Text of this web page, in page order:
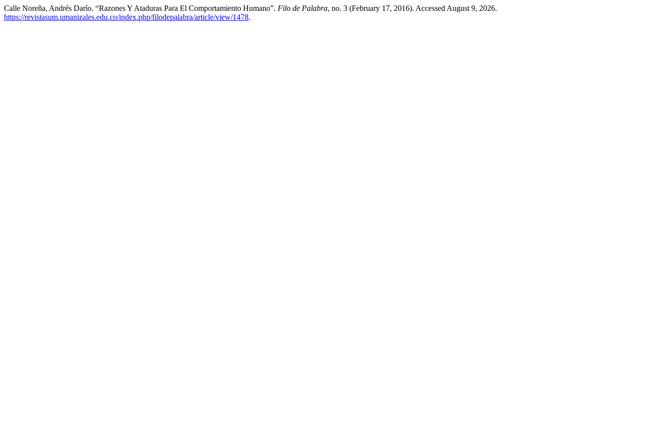
Calle Noreña, Andrés Darío. “Razones Y Ataduras Para El Comportamiento Humano”. Filo de Palabra, no. 3 (February 17, 2016). Accessed August 9, 2026.
https://revistasum.umanizales.edu.co/index.php/filodepalabra/article/view/1478.